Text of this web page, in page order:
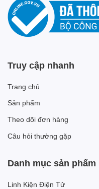
Truy cập nhanh
Trang chủ
Sản phẩm
Theo dõi đơn hàng
Câu hỏi thường gặp
Danh mục sản phẩm
Linh Kiện Điện Tử